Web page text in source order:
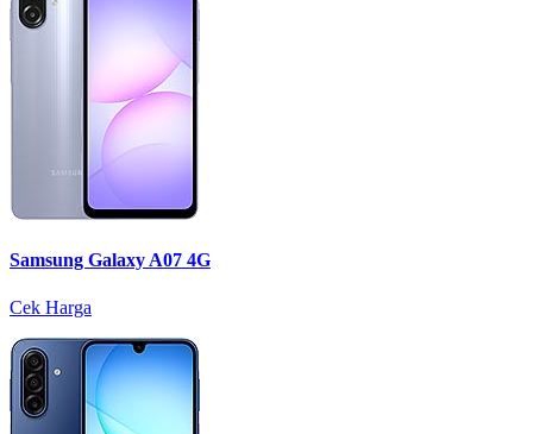
Samsung Galaxy A07 4G
Cek Harga